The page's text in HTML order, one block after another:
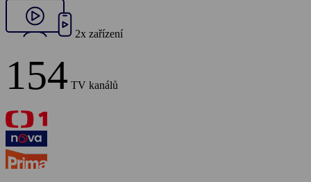
2x zařízení
154 TV kanálů